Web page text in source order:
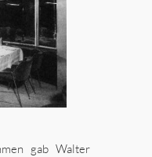
gab Walter